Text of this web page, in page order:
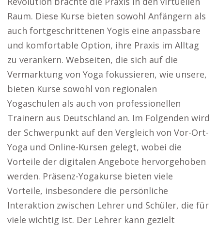
Raum. Diese Kurse bieten sowohl Anfängern als
auch fortgeschrittenen Yogis eine anpassbare
und komfortable Option, ihre Praxis im Alltag
zu verankern. Webseiten, die sich auf die
Vermarktung von Yoga fokussieren, wie unsere,
bieten Kurse sowohl von regionalen
Yogaschulen als auch von professionellen
Trainern aus Deutschland an. Im Folgenden wird
der Schwerpunkt auf den Vergleich von Vor-Ort-
Yoga und Online-Kursen gelegt, wobei die
Vorteile der digitalen Angebote hervorgehoben
werden. Präsenz-Yogakurse bieten viele
Vorteile, insbesondere die persönliche
Interaktion zwischen Lehrer und Schüler, die für
viele wichtig ist. Der Lehrer kann gezielt